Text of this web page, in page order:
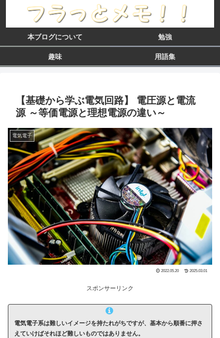
本ブログについて 勉強
趣味 用語集
【基礎から学ぶ電気回路】 電圧源と電流
源 ～等価電源と理想電源の違い～
電気電子
2022.05.20 2025.03.01
スポンサーリンク
電気電子系は難しいイメージを持たれがちですが、基本から順番に押さ
えていけばそれほど難しいものではありません。